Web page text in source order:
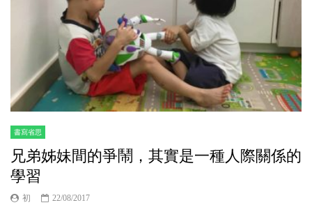
書寫省思
兄弟姊妹間的爭鬧，其實是一種人際關係的
學習
初 22/08/2017